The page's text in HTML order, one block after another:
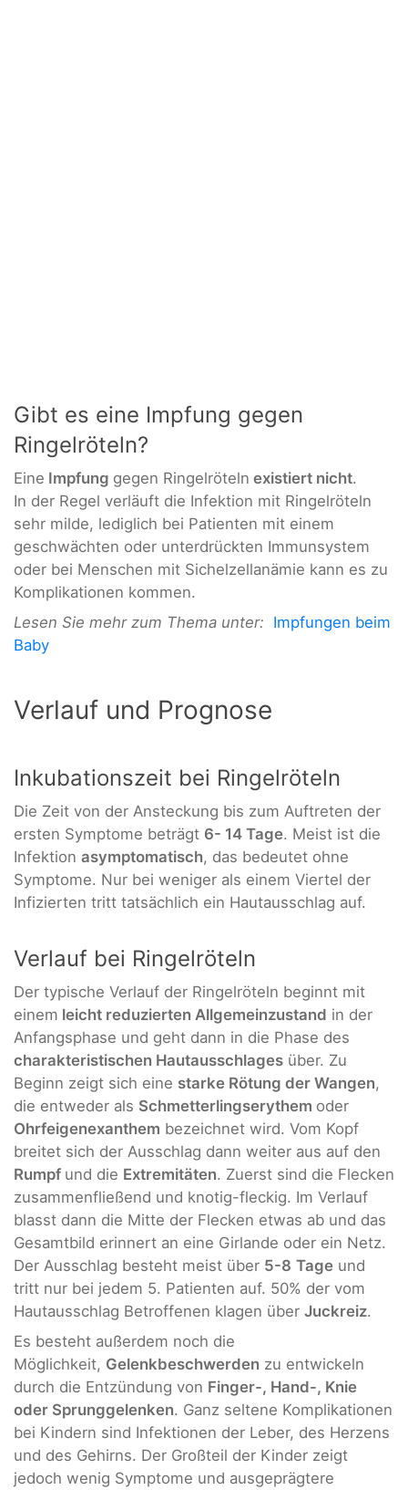
Gibt es eine Impfung gegen
Ringelröteln?
Eine Impfung gegen Ringelröteln existiert nicht.
In der Regel verläuft die Infektion mit Ringelröteln
sehr milde, lediglich bei Patienten mit einem
geschwächten oder unterdrückten Immunsystem
oder bei Menschen mit Sichelzellanämie kann es zu
Komplikationen kommen.
Lesen Sie mehr zum Thema unter: Impfungen beim
Baby
Verlauf und Prognose
Inkubationszeit bei Ringelröteln
Die Zeit von der Ansteckung bis zum Auftreten der
ersten Symptome beträgt 6- 14 Tage. Meist ist die
Infektion asymptomatisch, das bedeutet ohne
Symptome. Nur bei weniger als einem Viertel der
Infizierten tritt tatsächlich ein Hautausschlag auf.
Verlauf bei Ringelröteln
Der typische Verlauf der Ringelröteln beginnt mit
einem leicht reduzierten Allgemeinzustand in der
Anfangsphase und geht dann in die Phase des
charakteristischen Hautausschlages über. Zu
Beginn zeigt sich eine starke Rötung der Wangen,
die entweder als Schmetterlingserythem oder
Ohrfeigenexanthem bezeichnet wird. Vom Kopf
breitet sich der Ausschlag dann weiter aus auf den
Rumpf und die Extremitäten. Zuerst sind die Flecken
zusammenfließend und knotig-fleckig. Im Verlauf
blasst dann die Mitte der Flecken etwas ab und das
Gesamtbild erinnert an eine Girlande oder ein Netz.
Der Ausschlag besteht meist über 5-8 Tage und
tritt nur bei jedem 5. Patienten auf. 50% der vom
Hautausschlag Betroffenen klagen über Juckreiz.
Es besteht außerdem noch die
Möglichkeit, Gelenkbeschwerden zu entwickeln
durch die Entzündung von Finger-, Hand-, Knie
oder Sprunggelenken. Ganz seltene Komplikationen
bei Kindern sind Infektionen der Leber, des Herzens
und des Gehirns. Der Großteil der Kinder zeigt
jedoch wenig Symptome und ausgeprägtere